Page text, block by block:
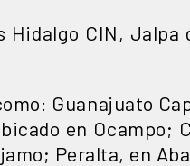
Hidalgo CIN, Jalpa
Guanajuato
en Ocampo;
Peralta, en